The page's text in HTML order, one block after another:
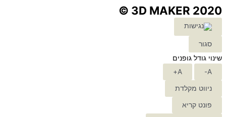
3D MAKER 2020 ©
סגור
שינוי גודל גופנים
A-
A+
ניווט מקלדת
פונט קריא